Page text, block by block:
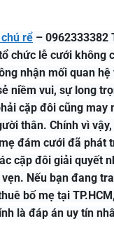
rể – 0962333382
chức lễ cưới không
nhận mối quan hệ
niềm vui, sự long
cặp đôi cũng may
thân. Chính vì
đám cưới đã phát
cặp đôi giải quyết
Nếu bạn đang
bố mẹ tại
là đáp án uy tín